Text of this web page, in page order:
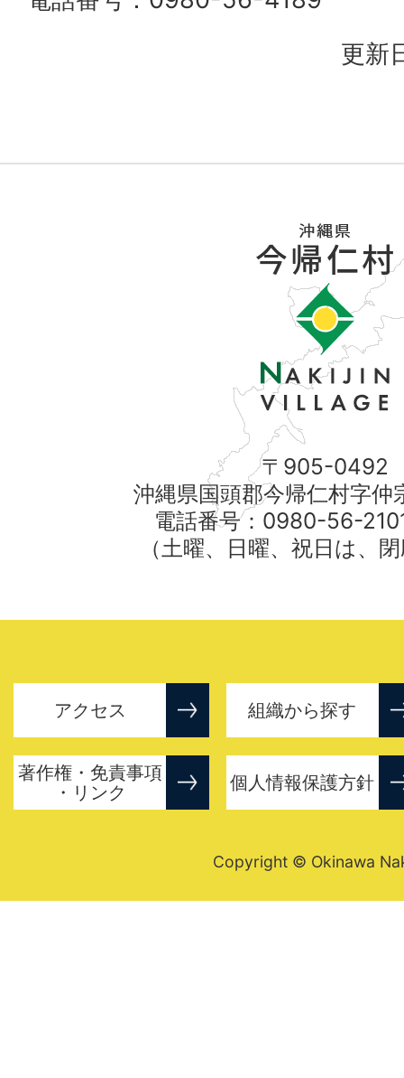
更新
〒905-0492
沖縄県国頭郡今帰仁村字仲
電話番号：0980-56-
（土曜、日曜、祝日は、
アクセス 組織から探す
著作権・免責事項
・リンク
個人情報保護方針
Copyright © Okinawa